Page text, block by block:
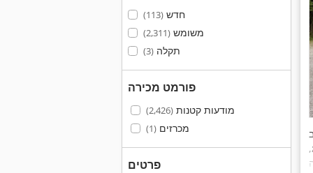
חדש(113)
משומש(2,311)
תקלה(3)
פורמט מכירה
מודעות קטנות(2,426)
מכרזים(1)
פרטים
,